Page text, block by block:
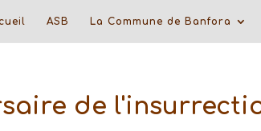
ASB La Commune de Banfora
de